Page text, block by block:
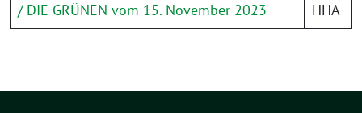
/ DIE GRÜNEN vom 15. November 2023
HHA